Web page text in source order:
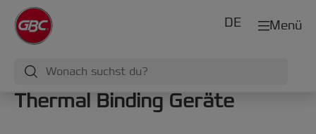
Menü
DE
Thermal Binding Geräte